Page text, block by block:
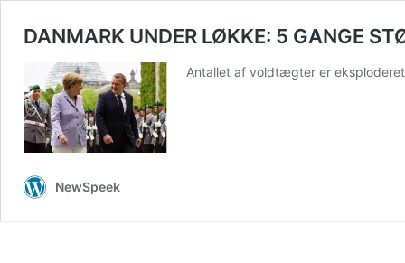
DANMARK UNDER LØKKE: 5 GANGE
Antallet af voldtægter er
NewSpeek